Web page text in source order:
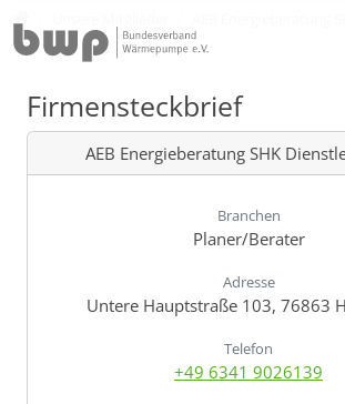
AEB Energieberatung
Firmensteckbrief
AEB Energieberatung SHK
Branchen
Planer/Berater
Adresse
Untere Hauptstraße 103, 76863
Telefon
+49 6341 9026139